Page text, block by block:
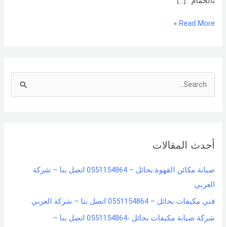
Read More »
c
f
o
r
:
أحدث المقالات
صيانة مكائن القهوة بحائل – 0551154864 اتصل بنا – شركة
العربي
فني مكيفات بحائل – 0551154864 اتصل بنا – شركة العربي
شركة صيانة مكيفات بحائل -0551154864 اتصل بنا –